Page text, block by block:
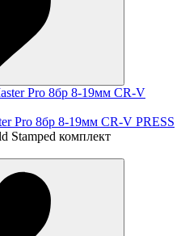
Pro 8бр 8-19мм CR-V PRESS
Stamped комплект